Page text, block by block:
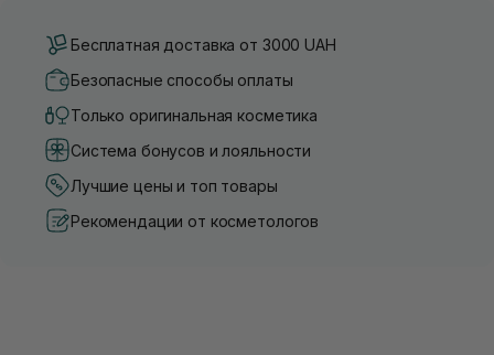
Бесплатная доставка от 3000 UAH
Безопасные способы оплаты
Только оригинальная косметика
Система бонусов и лояльности
Лучшие цены и топ товары
Рекомендации от косметологов